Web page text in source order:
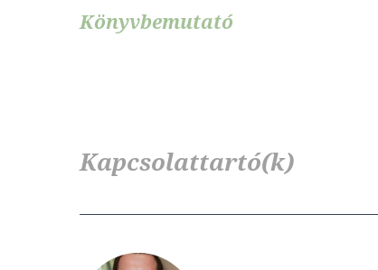
Könyvbemutató
Kapcsolattartó(k)